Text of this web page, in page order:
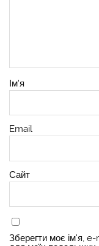
Ім'я
Email
Сайт
Зберегти моє ім'я,